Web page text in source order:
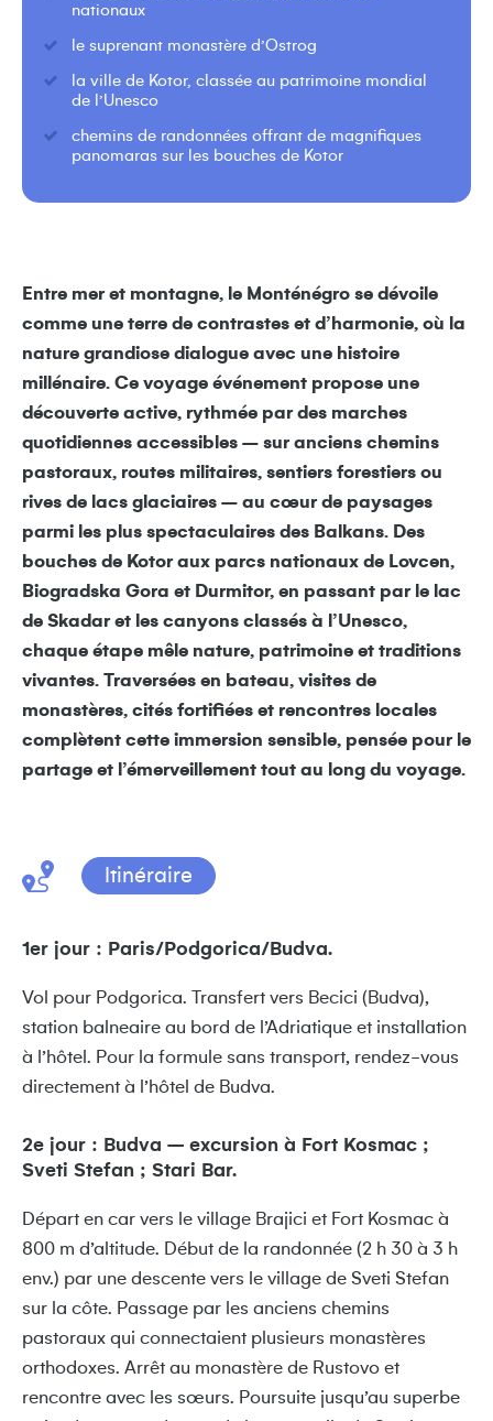
Entre mer et montagne, le Monténégro se dévoile
comme une terre de contrastes et d’harmonie, où la
nature grandiose dialogue avec une histoire
millénaire. Ce voyage événement propose une
découverte active, rythmée par des marches
quotidiennes accessibles – sur anciens chemins
pastoraux, routes militaires, sentiers forestiers ou
rives de lacs glaciaires – au cœur de paysages
parmi les plus spectaculaires des Balkans. Des
bouches de Kotor aux parcs nationaux de Lovcen,
Biogradska Gora et Durmitor, en passant par le lac
de Skadar et les canyons classés à l’Unesco,
chaque étape mêle nature, patrimoine et traditions
vivantes. Traversées en bateau, visites de
monastères, cités fortifiées et rencontres locales
complètent cette immersion sensible, pensée pour le
partage et l’émerveillement tout au long du voyage.
Itinéraire
1er jour : Paris/Podgorica/Budva.
Vol pour Podgorica. Transfert vers Becici (Budva),
station balneaire au bord de l’Adriatique et installation
à l’hôtel. Pour la formule sans transport, rendez-vous
directement à l’hôtel de Budva.
2e jour : Budva – excursion à Fort Kosmac ;
Sveti Stefan ; Stari Bar.
Départ en car vers le village Brajici et Fort Kosmac à
800 m d’altitude. Début de la randonnée (2 h 30 à 3 h
env.) par une descente vers le village de Sveti Stefan
sur la côte. Passage par les anciens chemins
pastoraux qui connectaient plusieurs monastères
orthodoxes. Arrêt au monastère de Rustovo et
rencontre avec les sœurs. Poursuite jusqu’au superbe
nationaux
le suprenant monastère d’Ostrog
la ville de Kotor, classée au patrimoine mondial
de l’Unesco
chemins de randonnées offrant de magnifiques
panomaras sur les bouches de Kotor